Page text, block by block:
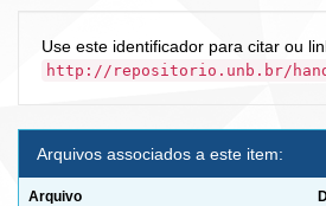
Use este identificador para citar ou
http://repositorio.unb.br/
Arquivos associados a este item:
Arquivo